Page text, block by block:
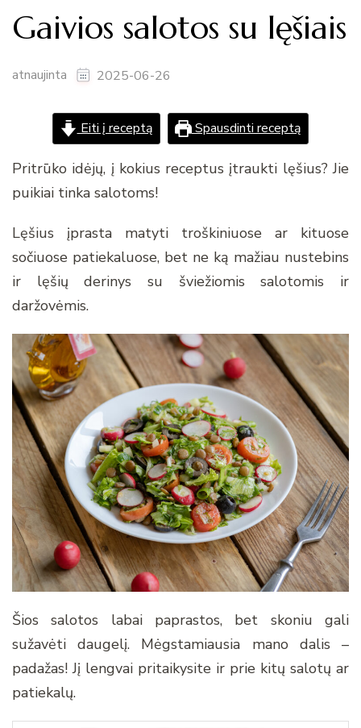
Gaivios salotos su lęšiais
atnaujinta 2025-06-26
Eiti į receptą Spausdinti receptą
Pritrūko idėjų, į kokius receptus įtraukti lęšius? Jie
puikiai tinka salotoms!
Lęšius įprasta matyti troškiniuose ar kituose
sočiuose patiekaluose, bet ne ką mažiau nustebins
ir lęšių derinys su šviežiomis salotomis ir
daržovėmis.
Šios salotos labai paprastos, bet skoniu gali
sužavėti daugelį. Mėgstamiausia mano dalis –
padažas! Jį lengvai pritaikysite ir prie kitų salotų ar
patiekalų.